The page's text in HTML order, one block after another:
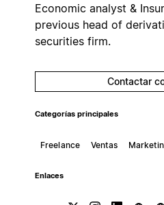
Economic analyst &
previous head of
securities firm.
Contactar
Categorías principales
Freelance Ventas
Enlaces